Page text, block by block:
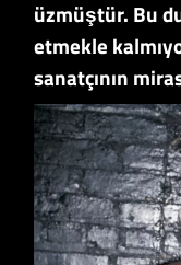
üzmüştür. Bu
etmekle
sanatçının